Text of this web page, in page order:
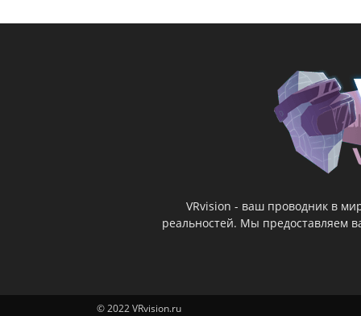
VRvision - ваш проводник в
реальностей. Мы предоставляем
© 2022 VRvision.ru